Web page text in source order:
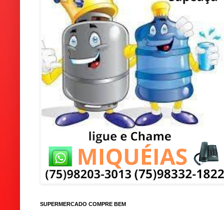
SUPERMERCADO COMPRE BEM